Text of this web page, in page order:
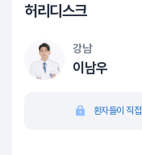
허리디스크
강남
이남우
환자들이 직